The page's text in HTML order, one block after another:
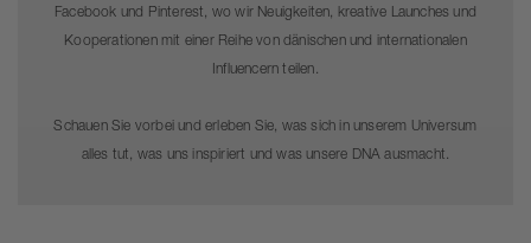
Facebook und Pinterest, wo wir Neuigkeiten, kreative Launches und
Kooperationen mit einer Reihe von dänischen und internationalen
Influencern teilen.
Schauen Sie vorbei und erleben Sie, was sich in unserem Universum
alles tut, was uns inspiriert und was unsere DNA ausmacht.